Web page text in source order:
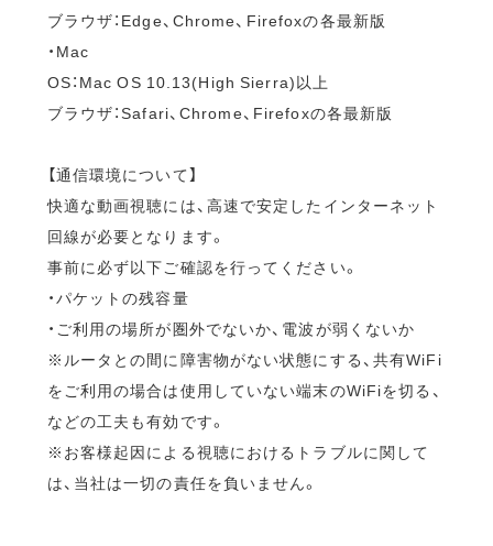
ブラウザ：Edge、Chrome、Firefoxの各最新版
・Mac
OS：Mac OS 10.13(High Sierra)以上
ブラウザ：Safari、Chrome、Firefoxの各最新版
【通信環境について】
快適な動画視聴には、高速で安定したインターネット
回線が必要となります。
事前に必ず以下ご確認を行ってください。
・パケットの残容量
・ご利用の場所が圏外でないか、電波が弱くないか
※ルータとの間に障害物がない状態にする、共有WiFi
をご利用の場合は使用していない端末のWiFiを切る、
などの工夫も有効です。
※お客様起因による視聴におけるトラブルに関して
は、当社は一切の責任を負いません。